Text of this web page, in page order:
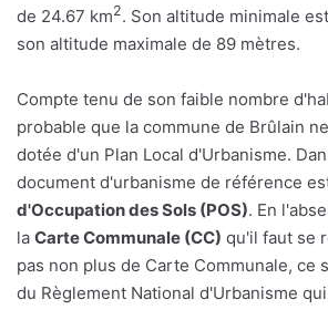
de 24.67 km2. Son altitude minimale
son altitude maximale de 89 mètres.
Compte tenu de son faible nombre
probable que la commune de Brûlain
dotée d'un Plan Local d'Urbanisme.
document d'urbanisme de référence
d'Occupation des Sols (POS). En
la Carte Communale (CC) qu'il faut se
pas non plus de Carte Communale, ce
du Règlement National d'Urbanisme